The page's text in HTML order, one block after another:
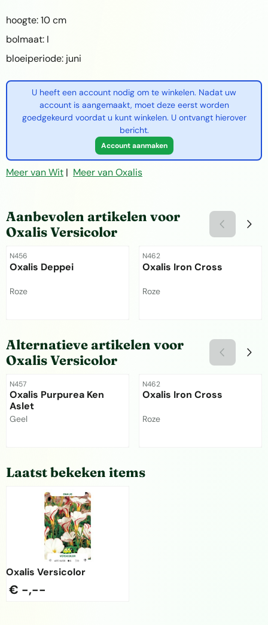
hoogte: 10 cm
bolmaat: I
bloeiperiode: juni
U heeft een account nodig om te winkelen. Nadat uw
account is aangemaakt, moet deze eerst worden
goedgekeurd voordat u kunt winkelen. U ontvangt hierover
bericht.
Account aanmaken
Meer van Wit | Meer van Oxalis
Aanbevolen artikelen voor
Oxalis Versicolor
Artikelnummer
N456
Oxalis Deppei
Merk:
Roze
Artikelnummer
N462
Oxalis Iron Cross
Merk:
Roze
Alternatieve artikelen voor
Oxalis Versicolor
Artikelnummer
N457
Oxalis Purpurea Ken
Aslet
Merk:
Geel
Artikelnummer
N462
Oxalis Iron Cross
Merk:
Roze
Laatst bekeken items
Oxalis Versicolor
€ -,--